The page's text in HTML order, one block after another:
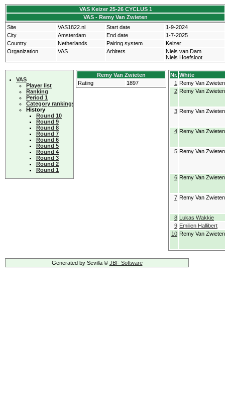
VAS Keizer 25-26 CYCLUS 1
VAS - Remy Van Zwieten
Site
VAS1822.nl Start date
1-9-2024
City
Amsterdam End date
1-7-2025
Country
Netherlands Pairing system
Keizer
Organization
VAS Arbiters
Niels van Dam
Niels Hoefsloot
VAS
Player list
Ranking
Period 1
Category rankings
History
Round 10
Round 9
Round 8
Round 7
Round 6
Round 5
Round 4
Round 3
Round 2
Round 1
Remy Van Zwieten
Rating
1897
Nr. White
1 Remy Van Zwieten
2 Remy Van Zwieten
3 Remy Van Zwieten
4 Remy Van Zwieten
5 Remy Van Zwieten
6 Remy Van Zwieten
7 Remy Van Zwieten
8 Lukas Wakkie
9 Emilien Hallibert
10 Remy Van Zwieten
Generated by Sevilla © JBF Software